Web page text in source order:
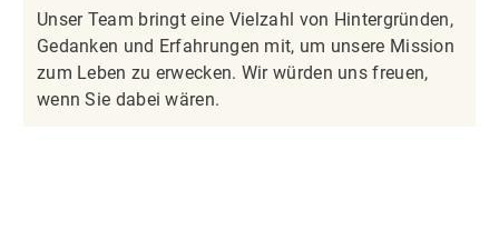
Unser Team bringt eine Vielzahl von Hintergründen,
Gedanken und Erfahrungen mit, um unsere Mission
zum Leben zu erwecken. Wir würden uns freuen,
wenn Sie dabei wären.